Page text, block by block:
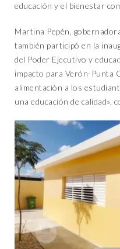
educación y el bienestar
Martina Pepén,
también participó en la
del Poder Ejecutivo y
impacto para Verón-Punta
alimentación a los
una educación de calidad»,